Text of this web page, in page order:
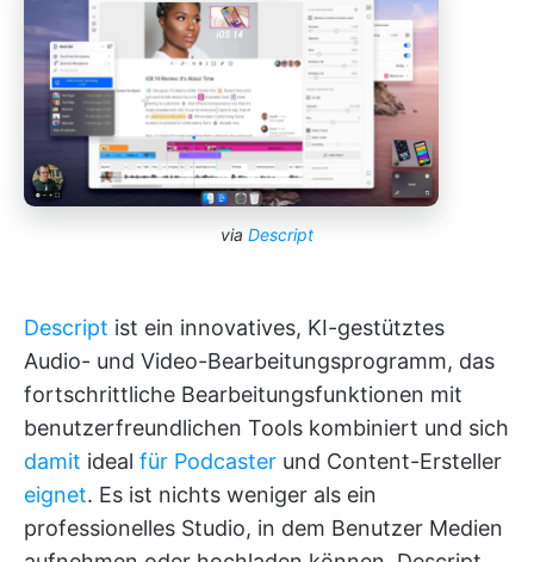
via Descript
Descript ist ein innovatives, KI-gestütztes
Audio- und Video-Bearbeitungsprogramm, das
fortschrittliche Bearbeitungsfunktionen mit
benutzerfreundlichen Tools kombiniert und sich
damit ideal für Podcaster und Content-Ersteller
eignet. Es ist nichts weniger als ein
professionelles Studio, in dem Benutzer Medien